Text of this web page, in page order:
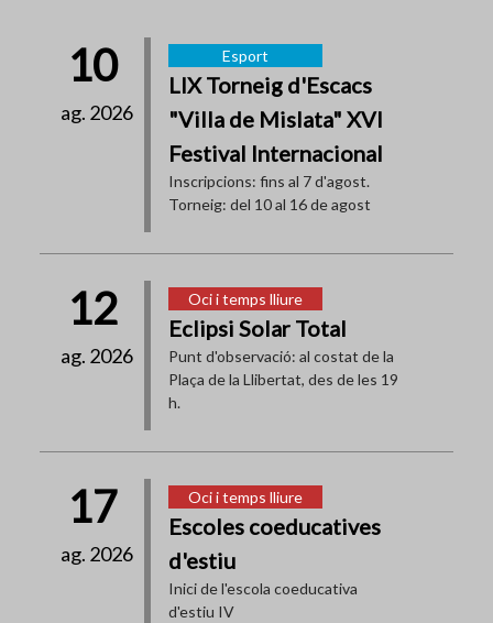
10
ag. 2026
Esport
LIX Torneig d'Escacs
"Villa de Mislata" XVI
Festival Internacional
Inscripcions: fins al 7 d'agost.
Torneig: del 10 al 16 de agost
12
ag. 2026
Oci i temps lliure
Eclipsi Solar Total
Punt d'observació: al costat de la
Plaça de la Llibertat, des de les 19
h.
17
ag. 2026
Oci i temps lliure
Escoles coeducatives
d'estiu
Inici de l'escola coeducativa
d'estiu IV